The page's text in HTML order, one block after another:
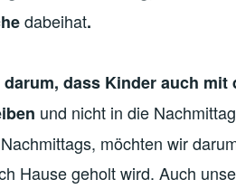
dabeihat.
dass Kinder auch
und nicht in die
möchten wir
Hause geholt wird. Auch